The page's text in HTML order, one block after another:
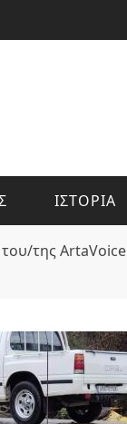
ΙΣΤΟΡΙΑ
του/της ArtaVoice